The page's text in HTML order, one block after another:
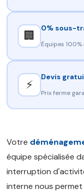
🏢
0% sous-
Équipes 100%
⚡
Devis
Prix ferme
Votre
équipe spécialisée
interruption
interne nous permet